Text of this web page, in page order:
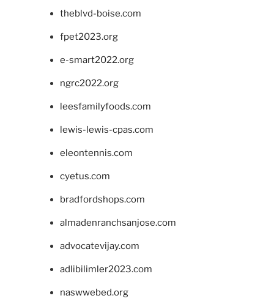
theblvd-boise.com
fpet2023.org
e-smart2022.org
ngrc2022.org
leesfamilyfoods.com
lewis-lewis-cpas.com
eleontennis.com
cyetus.com
bradfordshops.com
almadenranchsanjose.com
advocatevijay.com
adlibilimler2023.com
naswwebed.org